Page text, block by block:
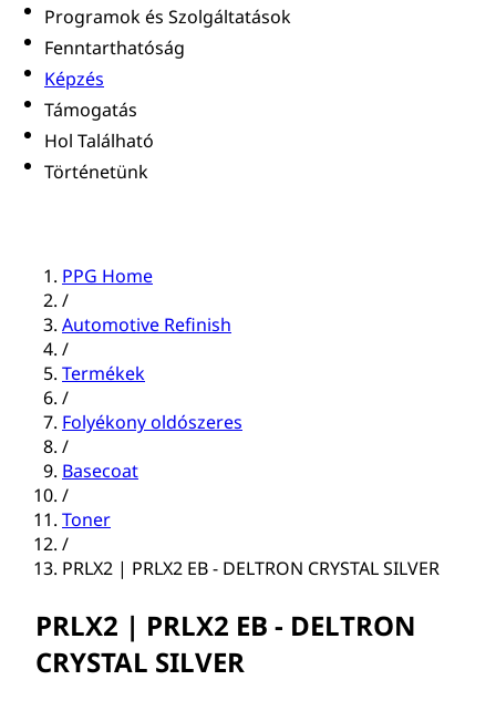
Programok és Szolgáltatások
Fenntarthatóság
Képzés
Támogatás
Hol Található
Történetünk
PPG Home
/
Automotive Refinish
/
Termékek
/
Folyékony oldószeres
/
Basecoat
/
Toner
/
PRLX2 | PRLX2 EB - DELTRON CRYSTAL SILVER
PRLX2 | PRLX2 EB - DELTRON
CRYSTAL SILVER